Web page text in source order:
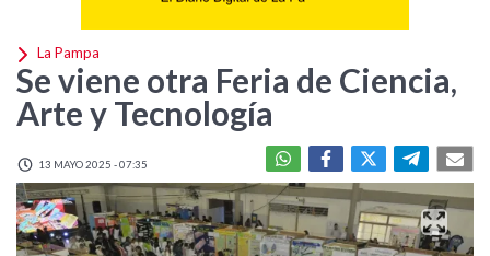
La Pampa
Se viene otra Feria de Ciencia,
Arte y Tecnología
13 MAYO 2025 - 07:35